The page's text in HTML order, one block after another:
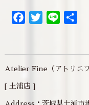
Facebook
Twitter
Line
Atelier Fine（アトリエフ
[ 土浦店 ]
Address：茨城県土浦市